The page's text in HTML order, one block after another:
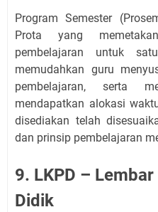
Program Semester
Prota yang
pembelajaran untuk
memudahkan guru
pembelajaran, serta
mendapatkan alokasi
disediakan telah
dan prinsip pembelajaran
9. LKPD –
Didik